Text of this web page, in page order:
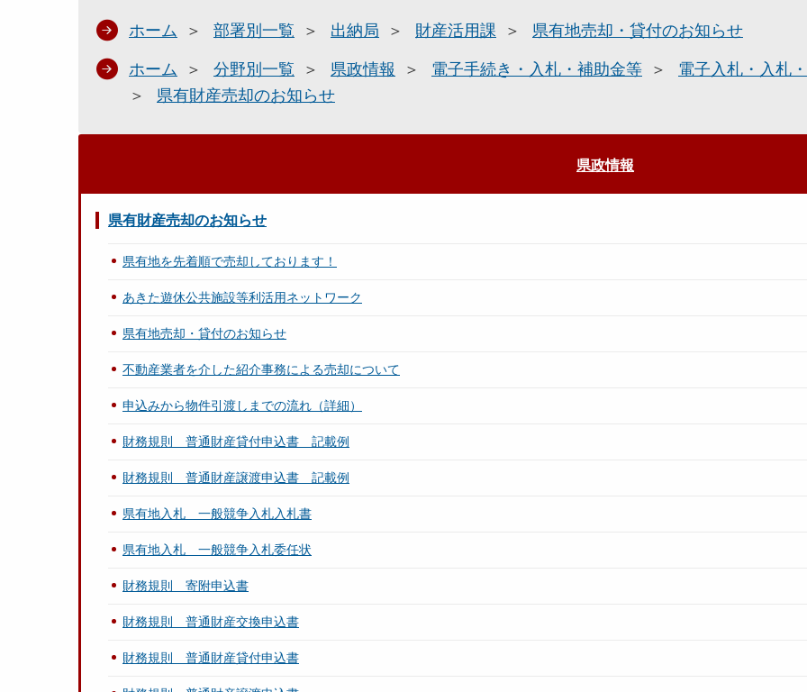
ホーム 部署別一覧 出納局 財産活用課 県有地売却・貸付のお知らせ
ホーム 分野別一覧 県政情報 電子手続き・入札・補助金等
電子入札・入札
県有財産売却のお知らせ
県政情報
県有財産売却のお知らせ
県有地を先着順で売却しております！
あきた遊休公共施設等利活用ネットワーク
県有地売却・貸付のお知らせ
不動産業者を介した紹介事務による売却について
申込みから物件引渡しまでの流れ（詳細）
財務規則 普通財産貸付申込書 記載例
財務規則 普通財産譲渡申込書 記載例
県有地入札 一般競争入札入札書
県有地入札 一般競争入札委任状
財務規則 寄附申込書
財務規則 普通財産交換申込書
財務規則 普通財産貸付申込書